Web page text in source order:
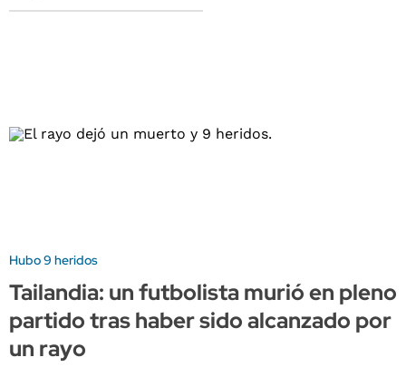
Hubo 9 heridos
Tailandia: un futbolista murió en pleno
partido tras haber sido alcanzado por
un rayo